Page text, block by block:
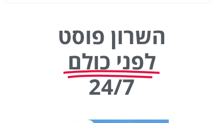
השרון פוסט
לפני כולם
24/7